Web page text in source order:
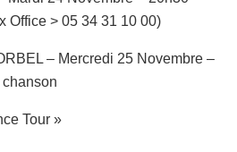
Office > 05 34 31 10 00)
– Mercredi 25 Novembre –
Tour »